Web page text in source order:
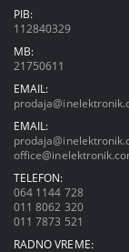
PIB:
112840329
MB:
21750611
EMAIL:
EMAIL:
TELEFON:
064 1144 728
011 8062 320
011 7873 521
RADNO VREME: